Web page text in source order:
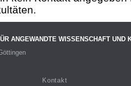
ANGEWANDTE WISSENSCHAFT UND
Kontakt